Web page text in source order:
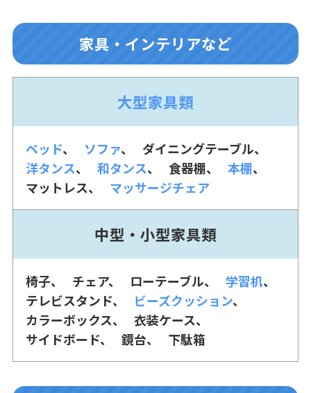
家具・インテリアなど
大型家具類
ベッド ソファ
ダイニングテーブル
洋タンス
和タンス 食器棚
本棚
マットレス
マッサージチェア
中型・小型家具類
椅子 チェア ローテーブル
学習机
テレビスタンド
ビーズクッション
カラーボックス
衣装ケース
サイドボード
鏡台 下駄箱